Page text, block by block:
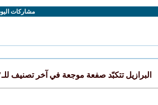
مشاركات
البرازيل تتكبّد صفعة موجعة في آخر تصنيف